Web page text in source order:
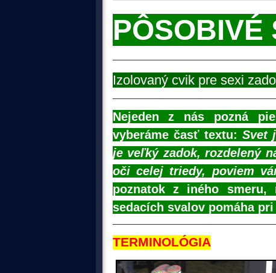
PÔSOBIVÉ
Izolovaný cvik pre sexi
Nejeden z nás pozná
vyberáme časť textu: Svet
je veľký zadok, rozdelený
oči celej triedy, poviem
poznatok z iného
sedacích svalov pomáha
TERMINOLÓGIA